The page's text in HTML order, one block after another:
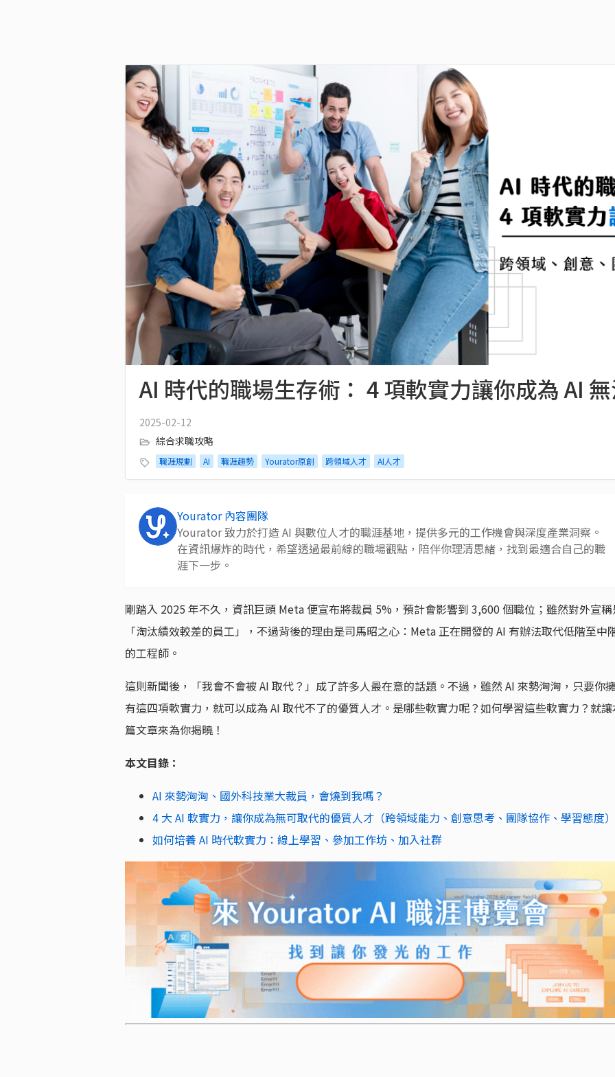
AI 時代的職場生存術： 4 項軟實力讓你成為 AI
2025-02-12
綜合求職攻略
職涯規劃 AI 職涯趨勢 Yourator原創 跨領域人才 AI人才
Yourator 內容團隊
Yourator 致力於打造 AI 與數位人才的職涯基地，提供多元的工作機會與深度產業洞察。
在資訊爆炸的時代，希望透過最前線的職場觀點，陪伴你理清思緒，找到最適合自己的職
涯下一步。
剛踏入 2025 年不久，資訊巨頭 Meta 便宣布將裁員 5%，預計會影響到 3,600 個職位；雖然對外宣
「淘汰績效較差的員工」，不過背後的理由是司馬昭之心：Meta 正在開發的 AI 有辦法取代低階至中
的工程師。
這則新聞後，「我會不會被 AI 取代？」成了許多人最在意的話題。不過，雖然 AI 來勢洶洶，只要你
有這四項軟實力，就可以成為 AI 取代不了的優質人才。是哪些軟實力呢？如何學習這些軟實力？就
篇文章來為你揭曉！
本文目錄：
AI 來勢洶洶、國外科技業大裁員，會燒到我嗎？
4 大 AI 軟實力，讓你成為無可取代的優質人才（跨領域能力、創意思考、團隊協作、學習態度）
如何培養 AI 時代軟實力：線上學習、參加工作坊、加入社群